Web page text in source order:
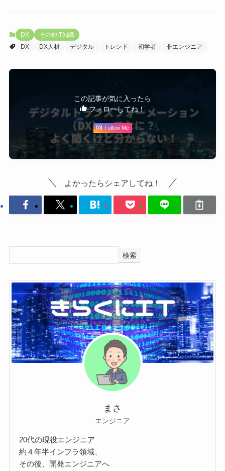
DX
その他IT知識
DX
DX人材 デジタル トレンド 初学者 非エンジニア
この記事が気に入ったら
フォローしてね！
Follow Me
よかったらシェアしてね！
検索
まさ
エンジニア
20代の現役エンジニア
約４年半インフラ領域、
その後、開発エンジニアへ